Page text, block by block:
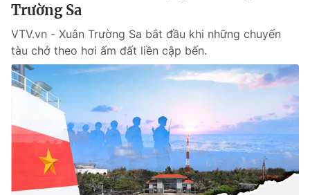
Trường Sa
VTV.vn - Xuân Trường Sa bắt đầu khi những chuyến
tàu chở theo hơi ấm đất liền cập bến.